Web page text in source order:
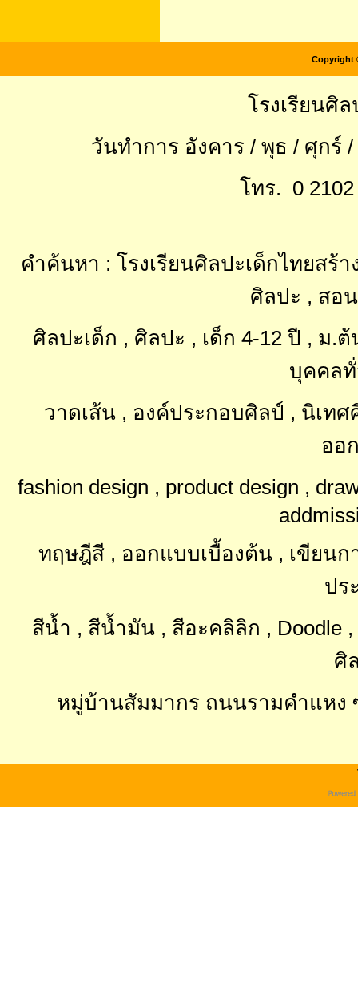
Copyright
โรงเรียนศิ
วันทำการ อังคาร / พุธ / ศุกร์
โทร. 0 2102
คำค้นหา : โรงเรียนศิลปะเด็กไทยสร้า
ศิลปะ , สอ
ศิลปะเด็ก , ศิลปะ , เด็ก 4-12 ปี , ม.
บุคคลทั่
วาดเส้น , องค์ประกอบศิลป์ , นิเท
ออ
fashion design , product design ,
ทฤษฎีสี , ออกแบบเบื้องต้น , เขียน
ปร
สีน้ำ , สีน้ำมัน , สีอะคลิลิก , Doodle ,
ศิ
หมู่บ้านสัมมากร ถนนรามคำแหง